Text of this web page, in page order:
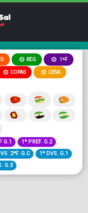
REG 1ªF
COPAS CESA
G.1
1ª PREF. G.2
2ªF. G.C
1ª DVS. G.1
G.3